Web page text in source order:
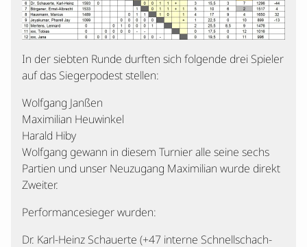
In der siebten Runde durften sich folgende drei Spieler
auf das Siegerpodest stellen:
Wolfgang Janßen
Maximilian Heuwinkel
Harald Hiby
Wolfgang gewann in diesem Turnier alle seine sechs
Partien und unser Neuzugang Maximilian wurde direkt
Zweiter.
Performancesieger wurden:
Dr. Karl-Heinz Schauerte (+47 interne Schnellschach-